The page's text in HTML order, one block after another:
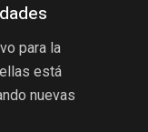
para la
está
nuevas